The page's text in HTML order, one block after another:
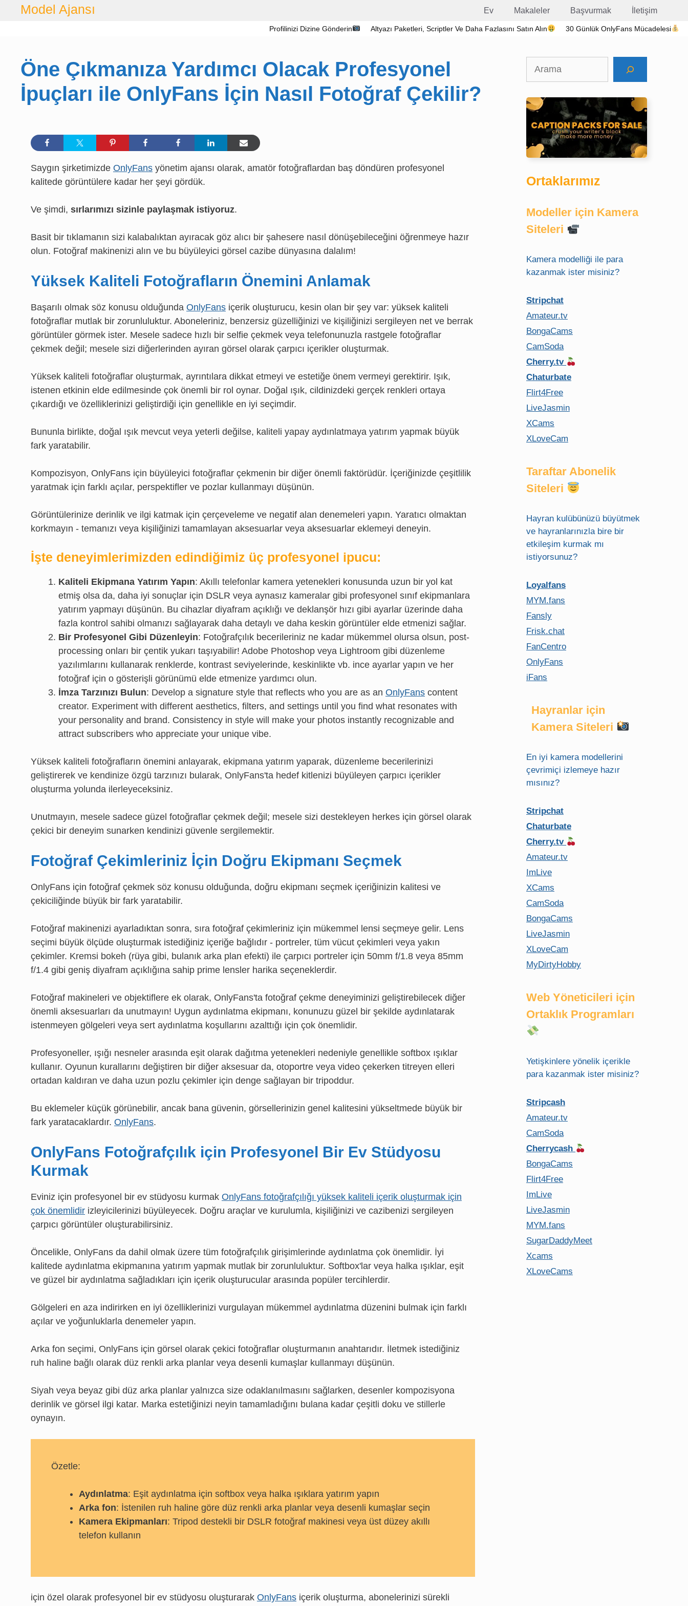
İçeriğeModel Ajansı Ev Makaleler Başvurmak İletişim
Profilinizi Dizine Gönderin Altyazı Paketleri, Scriptler Ve Daha Fazlasını Satın Alın 30 Günlük OnlyFans Mücadelesi
Öne Çıkmanıza Yardımcı Olacak Profesyonel
İpuçları ile OnlyFans İçin Nasıl Fotoğraf Çekilir?
Saygın şirketimizde OnlyFans yönetim ajansı olarak, amatör fotoğraflardan baş döndüren profesyonel
kalitede görüntülere kadar her şeyi gördük.
Ve şimdi, sırlarımızı sizinle paylaşmak istiyoruz.
Basit bir tıklamanın sizi kalabalıktan ayıracak göz alıcı bir şahesere nasıl dönüşebileceğini öğrenmeye hazır
olun. Fotoğraf makinenizi alın ve bu büyüleyici görsel cazibe dünyasına dalalım!
Yüksek Kaliteli Fotoğrafların Önemini Anlamak
Başarılı olmak söz konusu olduğunda OnlyFans içerik oluşturucu, kesin olan bir şey var: yüksek kaliteli
fotoğraflar mutlak bir zorunluluktur. Aboneleriniz, benzersiz güzelliğinizi ve kişiliğinizi sergileyen net ve berrak
görüntüler görmek ister. Mesele sadece hızlı bir selfie çekmek veya telefonunuzla rastgele fotoğraflar
çekmek değil; mesele sizi diğerlerinden ayıran görsel olarak çarpıcı içerikler oluşturmak.
Yüksek kaliteli fotoğraflar oluşturmak, ayrıntılara dikkat etmeyi ve estetiğe önem vermeyi gerektirir. Işık,
istenen etkinin elde edilmesinde çok önemli bir rol oynar. Doğal ışık, cildinizdeki gerçek renkleri ortaya
çıkardığı ve özelliklerinizi geliştirdiği için genellikle en iyi seçimdir.
Bununla birlikte, doğal ışık mevcut veya yeterli değilse, kaliteli yapay aydınlatmaya yatırım yapmak büyük
fark yaratabilir.
Kompozisyon, OnlyFans için büyüleyici fotoğraflar çekmenin bir diğer önemli faktörüdür. İçeriğinizde çeşitlilik
yaratmak için farklı açılar, perspektifler ve pozlar kullanmayı düşünün.
Görüntülerinize derinlik ve ilgi katmak için çerçeveleme ve negatif alan denemeleri yapın. Yaratıcı olmaktan
korkmayın - temanızı veya kişiliğinizi tamamlayan aksesuarlar veya aksesuarlar eklemeyi deneyin.
İşte deneyimlerimizden edindiğimiz üç profesyonel ipucu:
Kaliteli Ekipmana Yatırım Yapın: Akıllı telefonlar kamera yetenekleri konusunda uzun bir yol kat
etmiş olsa da, daha iyi sonuçlar için DSLR veya aynasız kameralar gibi profesyonel sınıf ekipmanlara
yatırım yapmayı düşünün. Bu cihazlar diyafram açıklığı ve deklanşör hızı gibi ayarlar üzerinde daha
fazla kontrol sahibi olmanızı sağlayarak daha detaylı ve daha keskin görüntüler elde etmenizi sağlar.
Bir Profesyonel Gibi Düzenleyin: Fotoğrafçılık becerileriniz ne kadar mükemmel olursa olsun, post-
processing onları bir çentik yukarı taşıyabilir! Adobe Photoshop veya Lightroom gibi düzenleme
yazılımlarını kullanarak renklerde, kontrast seviyelerinde, keskinlikte vb. ince ayarlar yapın ve her
fotoğraf için o gösterişli görünümü elde etmenize yardımcı olun.
İmza Tarzınızı Bulun: Develop a signature style that reflects who you are as an OnlyFans content
creator. Experiment with different aesthetics, filters, and settings until you find what resonates with
your personality and brand. Consistency in style will make your photos instantly recognizable and
attract subscribers who appreciate your unique vibe.
Yüksek kaliteli fotoğrafların önemini anlayarak, ekipmana yatırım yaparak, düzenleme becerilerinizi
geliştirerek ve kendinize özgü tarzınızı bularak, OnlyFans'ta hedef kitlenizi büyüleyen çarpıcı içerikler
oluşturma yolunda ilerleyeceksiniz.
Unutmayın, mesele sadece güzel fotoğraflar çekmek değil; mesele sizi destekleyen herkes için görsel olarak
çekici bir deneyim sunarken kendinizi güvenle sergilemektir.
Fotoğraf Çekimleriniz İçin Doğru Ekipmanı Seçmek
OnlyFans için fotoğraf çekmek söz konusu olduğunda, doğru ekipmanı seçmek içeriğinizin kalitesi ve
çekiciliğinde büyük bir fark yaratabilir.
Fotoğraf makinenizi ayarladıktan sonra, sıra fotoğraf çekimleriniz için mükemmel lensi seçmeye gelir. Lens
seçimi büyük ölçüde oluşturmak istediğiniz içeriğe bağlıdır - portreler, tüm vücut çekimleri veya yakın
çekimler. Kremsi bokeh (rüya gibi, bulanık arka plan efekti) ile çarpıcı portreler için 50mm f/1.8 veya 85mm
f/1.4 gibi geniş diyafram açıklığına sahip prime lensler harika seçeneklerdir.
Fotoğraf makineleri ve objektiflere ek olarak, OnlyFans'ta fotoğraf çekme deneyiminizi geliştirebilecek diğer
önemli aksesuarları da unutmayın! Uygun aydınlatma ekipmanı, konunuzu güzel bir şekilde aydınlatarak
istenmeyen gölgeleri veya sert aydınlatma koşullarını azalttığı için çok önemlidir.
Profesyoneller, ışığı nesneler arasında eşit olarak dağıtma yetenekleri nedeniyle genellikle softbox ışıklar
kullanır. Oyunun kurallarını değiştiren bir diğer aksesuar da, otoportre veya video çekerken titreyen elleri
ortadan kaldıran ve daha uzun pozlu çekimler için denge sağlayan bir tripoddur.
Bu eklemeler küçük görünebilir, ancak bana güvenin, görsellerinizin genel kalitesini yükseltmede büyük bir
fark yaratacaklardır. OnlyFans.
OnlyFans Fotoğrafçılık için Profesyonel Bir Ev Stüdyosu
Kurmak
Eviniz için profesyonel bir ev stüdyosu kurmak OnlyFans fotoğrafçılığı yüksek kaliteli içerik oluşturmak için
çok önemlidir izleyicilerinizi büyüleyecek. Doğru araçlar ve kurulumla, kişiliğinizi ve cazibenizi sergileyen
çarpıcı görüntüler oluşturabilirsiniz.
Öncelikle, OnlyFans da dahil olmak üzere tüm fotoğrafçılık girişimlerinde aydınlatma çok önemlidir. İyi
kalitede aydınlatma ekipmanına yatırım yapmak mutlak bir zorunluluktur. Softbox'lar veya halka ışıklar, eşit
ve güzel bir aydınlatma sağladıkları için içerik oluşturucular arasında popüler tercihlerdir.
Gölgeleri en aza indirirken en iyi özelliklerinizi vurgulayan mükemmel aydınlatma düzenini bulmak için farklı
açılar ve yoğunluklarla denemeler yapın.
Arka fon seçimi, OnlyFans için görsel olarak çekici fotoğraflar oluşturmanın anahtarıdır. İletmek istediğiniz
ruh haline bağlı olarak düz renkli arka planlar veya desenli kumaşlar kullanmayı düşünün.
Siyah veya beyaz gibi düz arka planlar yalnızca size odaklanılmasını sağlarken, desenler kompozisyona
derinlik ve görsel ilgi katar. Marka estetiğinizi neyin tamamladığını bulana kadar çeşitli doku ve stillerle
oynayın.
Özetle:
Aydınlatma: Eşit aydınlatma için softbox veya halka ışıklara yatırım yapın
Arka fon: İstenilen ruh haline göre düz renkli arka planlar veya desenli kumaşlar seçin
Kamera Ekipmanları: Tripod destekli bir DSLR fotoğraf makinesi veya üst düzey akıllı
telefon kullanın
için özel olarak profesyonel bir ev stüdyosu oluşturarak OnlyFans içerik oluşturma, abonelerinizi sürekli
Ortaklarımız
Modeller için Kamera
Siteleri
Kamera modelliği ile para
kazanmak ister misiniz?
Stripchat
Amateur.tv
BongaCams
CamSoda
Cherry.tv
Chaturbate
Flirt4Free
LiveJasmin
XCams
XLoveCam
Taraftar Abonelik
Siteleri
Hayran kulübünüzü büyütmek
ve hayranlarınızla bire bir
etkileşim kurmak mı
istiyorsunuz?
Loyalfans
MYM.fans
Fansly
Frisk.chat
FanCentro
OnlyFans
iFans
Hayranlar için
Kamera Siteleri
En iyi kamera modellerini
çevrimiçi izlemeye hazır
mısınız?
Stripchat
Chaturbate
Cherry.tv
Amateur.tv
ImLive
XCams
CamSoda
BongaCams
LiveJasmin
XLoveCam
MyDirtyHobby
Web Yöneticileri için
Ortaklık Programları
Yetişkinlere yönelik içerikle
para kazanmak ister misiniz?
Stripcash
Amateur.tv
CamSoda
Cherrycash
BongaCams
Flirt4Free
ImLive
LiveJasmin
MYM.fans
SugarDaddyMeet
Xcams
XLoveCams